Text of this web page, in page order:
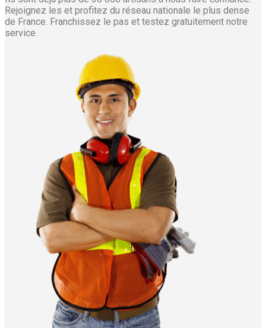
Rejoignez les et profitez du réseau nationale le plus dense
de France. Franchissez le pas et testez gratuitement notre
service.